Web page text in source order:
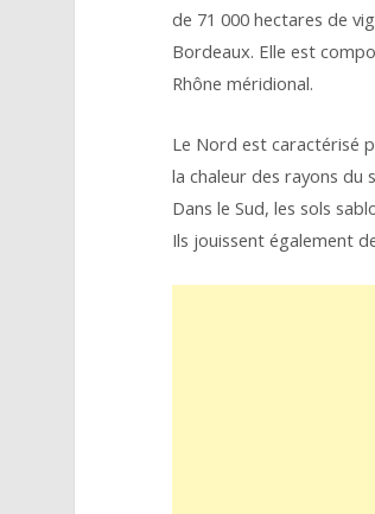
de 71 000 hectares de
Bordeaux. Elle est
Rhône méridional.
Le Nord est caractérisé
la chaleur des rayons du
Dans le Sud, les sols
Ils jouissent également